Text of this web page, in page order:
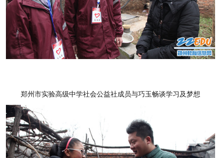
郑州市实验高级中学社会公益社成员与巧玉畅谈学习及梦想